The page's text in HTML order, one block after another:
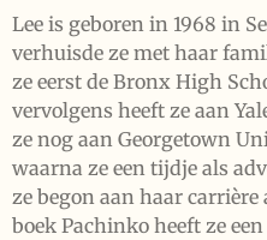
Lee is geboren in 1968 in
verhuisde ze met haar
ze eerst de Bronx High
vervolgens heeft ze aan
ze nog aan Georgetown
waarna ze een tijdje als
ze begon aan haar
boek Pachinko heeft ze